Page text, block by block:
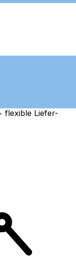
flexible Liefer-